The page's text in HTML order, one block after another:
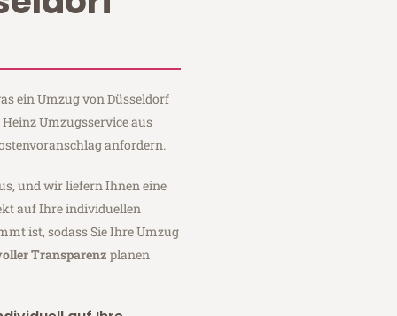
ein Umzug von Düsseldorf
Umzugsservice aus
anfordern.
und wir liefern Ihnen eine
auf Ihre individuellen
ist, sodass Sie Ihre Umzug
Transparenz planen